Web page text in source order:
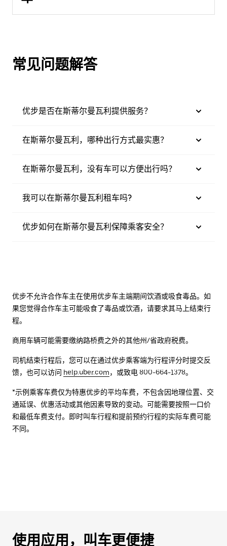
常见问题解答
优步是否在斯蒂尔曼瓦利提供服务？
在斯蒂尔曼瓦利，哪种出行方式最实惠？
在斯蒂尔曼瓦利，没有车可以方便出行吗？
我可以在斯蒂尔曼瓦利租车吗?
优步如何在斯蒂尔曼瓦利保障乘客安全？
优步不允许合作车主在使用优步车主端期间饮酒或吸食毒品。如
果您觉得合作车主可能吸食了毒品或饮酒，请要求其马上结束行
程。
商用车辆可能需要缴纳路桥费之外的其他州/省政府税费。
司机结束行程后，您可以在通过优步乘客端为行程评分时提交反
馈，也可以访问 help.uber.com，或致电 800-664-1378。
*示例乘客车费仅为特惠优步的平均车费，不包含因地理位置、交
通延误、优惠活动或其他因素导致的变动。可能需要按照一口价
和最低车费支付。即时叫车行程和提前预约行程的实际车费可能
不同。
使用应用，叫车更便捷